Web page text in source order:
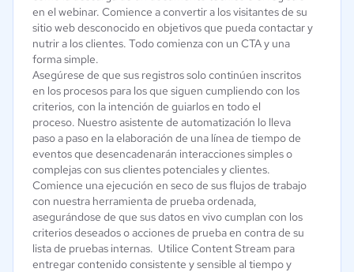
en el webinar. Comience a convertir a los visitantes de su
sitio web desconocido en objetivos que pueda contactar y
nutrir a los clientes. Todo comienza con un CTA y una
forma simple.
Asegúrese de que sus registros solo continúen inscritos
en los procesos para los que siguen cumpliendo con los
criterios, con la intención de guiarlos en todo el
proceso. Nuestro asistente de automatización lo lleva
paso a paso en la elaboración de una línea de tiempo de
eventos que desencadenarán interacciones simples o
complejas con sus clientes potenciales y clientes.
Comience una ejecución en seco de sus flujos de trabajo
con nuestra herramienta de prueba ordenada,
asegurándose de que sus datos en vivo cumplan con los
criterios deseados o acciones de prueba en contra de su
lista de pruebas internas. Utilice Content Stream para
entregar contenido consistente y sensible al tiempo y